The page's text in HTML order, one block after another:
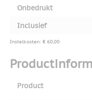
Onbedrukt
Inclusief
Instelkosten: € 60,00
Product